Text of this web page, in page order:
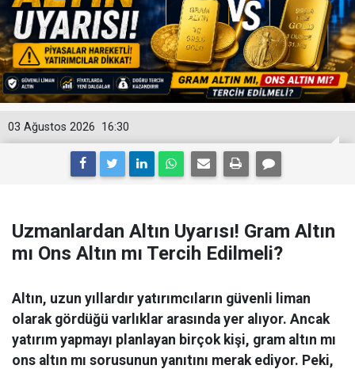
16:30
03 Ağustos 2026
Uzmanlardan Altın Uyarısı! Gram Altın
mı Ons Altın mı Tercih Edilmeli?
Altın, uzun yıllardır yatırımcıların güvenli liman
olarak gördüğü varlıklar arasında yer alıyor. Ancak
yatırım yapmayı planlayan birçok kişi, gram altın mı
ons altın mı sorusunun yanıtını merak ediyor. Peki,